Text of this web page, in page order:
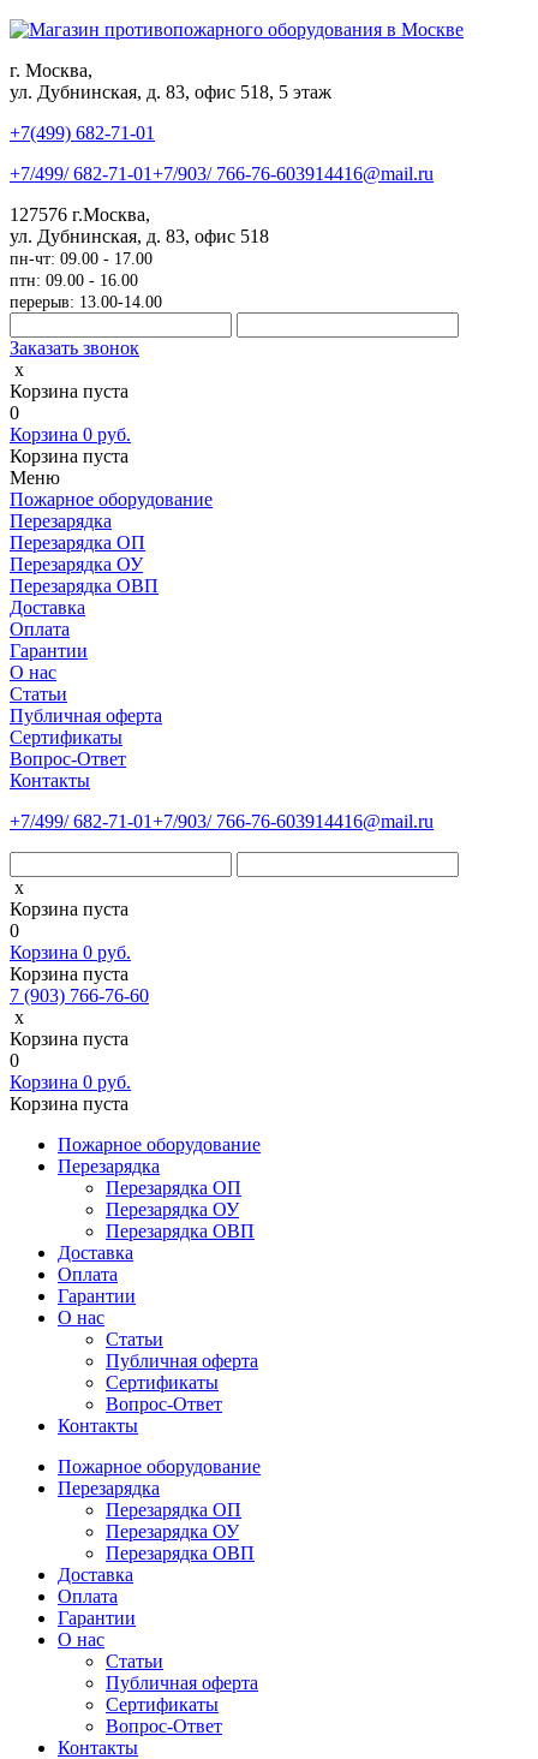
г. Москва,
ул. Дубнинская, д. 83, офис 518, 5 этаж
+7(499) 682-71-01
+7/499/682-71-01+7/903/766-76-603914416@mail.ru
127576 г.Москва,
ул. Дубнинская, д. 83, офис 518
пн-чт: 09.00 - 17.00
птн: 09.00 - 16.00
перерыв: 13.00-14.00
Заказать звонок
x
Корзина пуста
0
Корзина 0 руб.
Корзина пуста
Меню
Пожарное оборудование
Перезарядка
Перезарядка ОП
Перезарядка ОУ
Перезарядка ОВП
Доставка
Оплата
Гарантии
О нас
Статьи
Публичная оферта
Сертификаты
Вопрос-Ответ
Контакты
+7/499/682-71-01+7/903/766-76-603914416@mail.ru
x
Корзина пуста
0
Корзина 0 руб.
Корзина пуста
7 (903) 766-76-60
x
Корзина пуста
0
Корзина 0 руб.
Корзина пуста
Пожарное оборудование
Перезарядка
Перезарядка ОП
Перезарядка ОУ
Перезарядка ОВП
Доставка
Оплата
Гарантии
О нас
Статьи
Публичная оферта
Сертификаты
Вопрос-Ответ
Контакты
Пожарное оборудование
Перезарядка
Перезарядка ОП
Перезарядка ОУ
Перезарядка ОВП
Доставка
Оплата
Гарантии
О нас
Статьи
Публичная оферта
Сертификаты
Вопрос-Ответ
Контакты